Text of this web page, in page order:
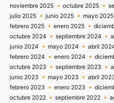
noviembre 2025
octubre 2025
julio 2025
junio 2025 mayo 2025
febrero 2025
enero 2025
octubre 2024
septiembre 2024
junio 2024
mayo 2024 abril
febrero 2024
enero 2024
octubre 2023
septiembre 2023
junio 2023
mayo 2023 abril
febrero 2023
enero 2023
octubre 2022
septiembre 2022